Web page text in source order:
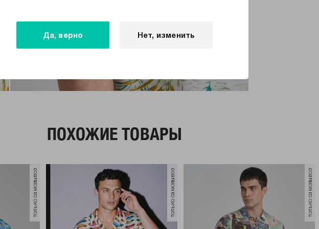
Да, верно Нет, изменить
ПОХОЖИЕ ТОВАРЫ
только самовывоз только самовывоз только самовывоз